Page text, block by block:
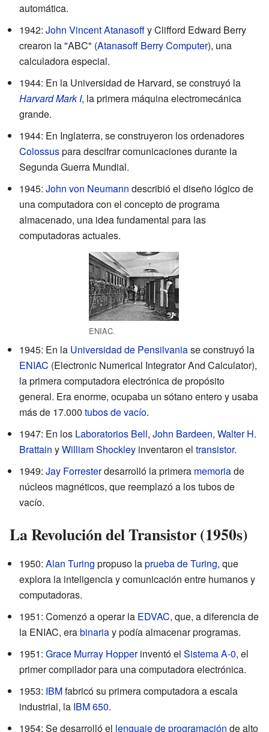
automática.
1942: John Vincent Atanasoffy Clifford Edward Berry
crearon la "ABC" (Atanasoff Berry Computer), una
calculadora especial.
1944: En la Universidad de Harvard, se construyó la
Harvard Mark I, la primera máquina electromecánica
grande.
1944: En Inglaterra, se construyeron los ordenadores
Colossuspara descifrar comunicaciones durante la
Segunda Guerra Mundial.
1945: John von Neumann describió el diseño lógico de
una computadora con el concepto de programa
almacenado, una idea fundamental para las
computadoras actuales.
ENIAC.
1945: En la Universidad de Pensilvaniase construyó la
ENIAC (Electronic Numerical Integrator And Calculator),
la primera computadora electrónica de propósito
general. Era enorme, ocupaba un sótano entero y usaba
más de 17.000 tubos de vacío.
1947: En los Laboratorios Bell, John Bardeen, Walter H.
Brattain yWilliam Shockley inventaron el transistor.
1949: Jay Forresterdesarrolló la primera memoriade
núcleos magnéticos, que reemplazó a los tubos de
vacío.
La Revolución del Transistor (1950s)
1950: Alan Turing propuso laprueba de Turing, que
explora la inteligencia y comunicación entre humanos y
computadoras.
1951: Comenzó a operar la EDVAC, que, a diferencia de
la ENIAC, erabinariay podía almacenar programas.
1951: Grace Murray Hopperinventó el Sistema A-0, el
primer compilador para una computadora electrónica.
1953: IBMfabricó su primera computadora a escala
industrial, la IBM 650.
1954: Se desarrolló el lenguaje de programación de alto